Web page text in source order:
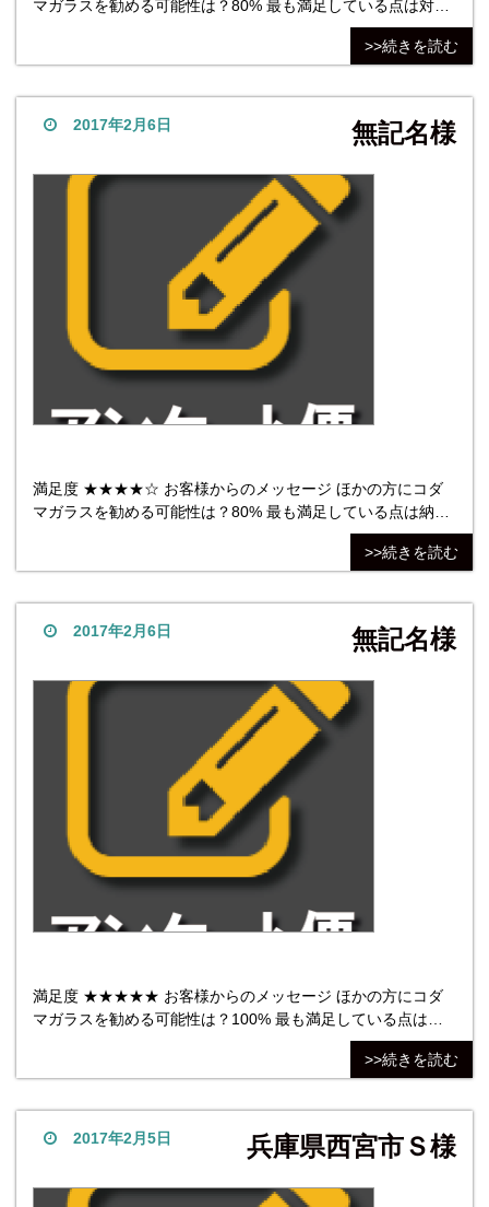
マガラスを勧める可能性は？80% 最も満足している点は対
応。製品・仕上がりも大満足です。価格は予算オーバーでし
たが納得しております。 最も不満だった点は価格。 （他社商
対応に信頼できず(メールの返信が遅く、電話で問い合わせた
>>続きを読む
2017年2月6日 無記名様
満足度 ★★★★☆ お客様からのメッセージ ほかの方にコダ
マガラスを勧める可能性は？80% 最も満足している点は納
期。短納期にもかかわらず対応頂きありがとうございまし
た。最も不満だった点は価格。不満ではないがもう少し低価
>>続きを読む
2017年2月6日 無記名様
満足度 ★★★★★ お客様からのメッセージ ほかの方にコダ
マガラスを勧める可能性は？100% 最も満足している点は対
応。ガラスの削り直しを無償でして頂いたところ。最も不満
>>続きを読む
2017年2月5日 兵庫県西宮市Ｓ様